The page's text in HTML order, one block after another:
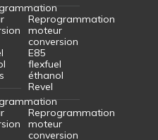
Reprogrammation
moteur
conversion
E85
flexfuel
éthanol
Revel
Reprogrammation
moteur
conversion